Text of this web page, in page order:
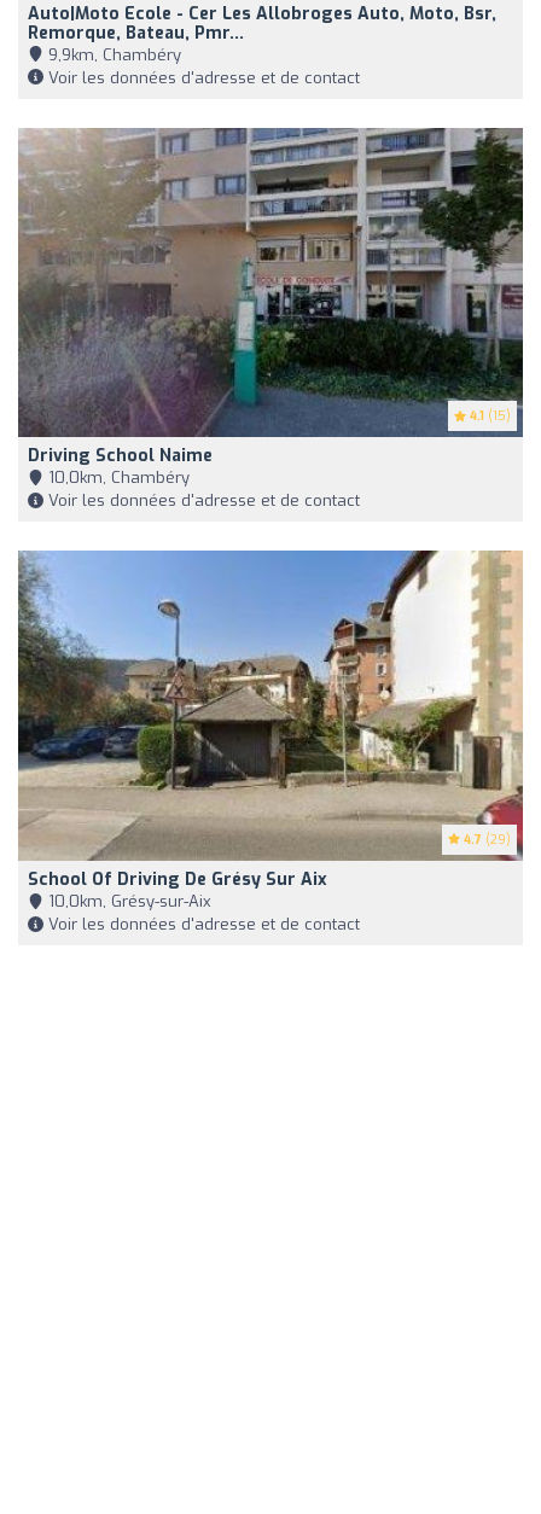
Auto|Moto Ecole - Cer Les Allobroges Auto, Moto, Bsr,
Remorque, Bateau, Pmr...
9,9km, Chambéry
Voir les données d'adresse et de contact
4.1 (15)
Driving School Naime
10,0km, Chambéry
Voir les données d'adresse et de contact
4.7 (29)
School Of Driving De Grésy Sur Aix
10,0km, Grésy-sur-Aix
Voir les données d'adresse et de contact